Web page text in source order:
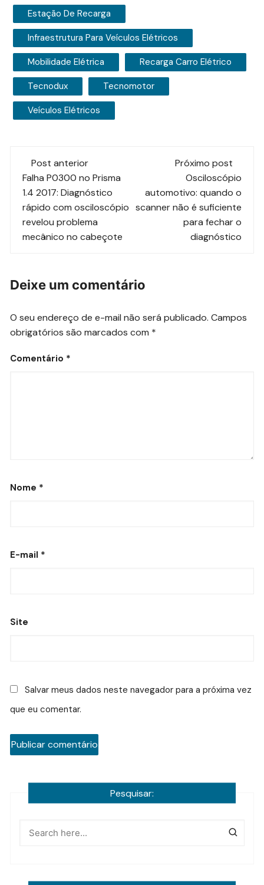
Estação De Recarga
Infraestrutura Para Veículos Elétricos
Mobilidade Elétrica Recarga Carro Elétrico
Tecnodux Tecnomotor
Veículos Elétricos
Navegação
de
post
Post anterior
Falha P0300 no Prisma
1.4 2017: Diagnóstico
rápido com osciloscópio
revelou problema
mecânico no cabeçote
Próximo post
Osciloscópio
automotivo: quando o
scanner não é suficiente
para fechar o
diagnóstico
Deixe um comentário
O seu endereço de e-mail não será publicado. Campos
obrigatórios são marcados com *
Comentário *
Nome *
E-mail *
Site
Salvar meus dados neste navegador para a próxima vez
que eu comentar.
Pesquisar: